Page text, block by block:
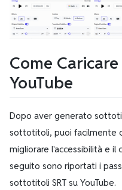
Come
YouTube
Dopo aver generato
sottotitoli, puoi facilmente
migliorare l'accessibilità e
seguito sono riportati i
sottotitoli SRT su YouTube.